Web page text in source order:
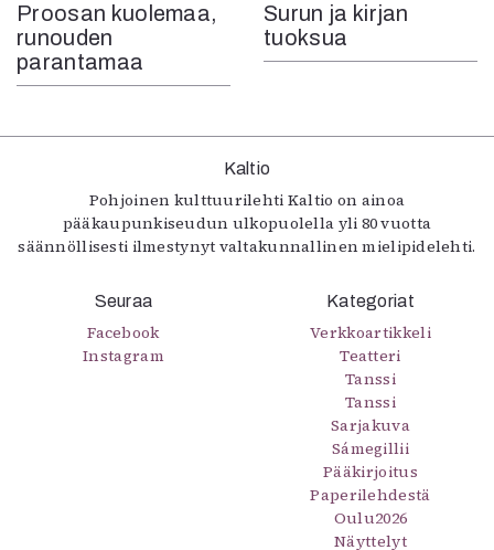
Proosan kuolemaa,
runouden
parantamaa
Surun ja kirjan
tuoksua
Kaltio
Pohjoinen kulttuurilehti Kaltio on ainoa
pääkaupunkiseudun ulkopuolella yli 80 vuotta
säännöllisesti ilmestynyt valtakunnallinen mielipidelehti.
Seuraa
Facebook
Instagram
Kategoriat
Verkkoartikkeli
Teatteri
Tanssi
Tanssi
Sarjakuva
Sámegillii
Pääkirjoitus
Paperilehdestä
Oulu2026
Näyttelyt